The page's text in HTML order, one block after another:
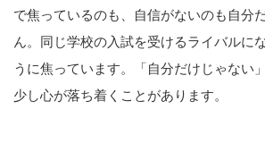
で焦っているのも、自信がないのも自分
ん。同じ学校の入試を受けるライバルに
うに焦っています。「自分だけじゃない
少し心が落ち着くことがあります。